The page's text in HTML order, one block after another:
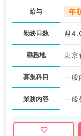
給与 年
勤務日数 週
勤務地 東京
募集科目 一般
業務内容 一般